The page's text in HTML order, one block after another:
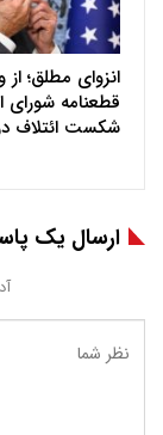
انزوای مطلق؛ از
قطعنامه شورای
شکست ائتلاف
ارسال یک